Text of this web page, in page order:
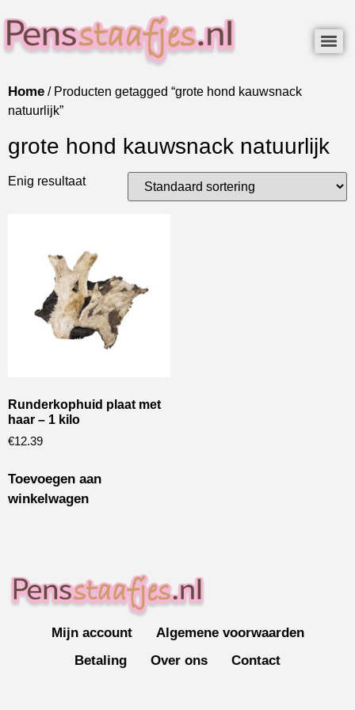
Home / Producten getagged “grote hond kauwsnack
natuurlijk”
grote hond kauwsnack natuurlijk
Enig resultaat
Runderkophuid plaat met
haar – 1 kilo
€12.39
Toevoegen aan
winkelwagen
Mijn account
Algemene voorwaarden
Betaling
Over ons Contact